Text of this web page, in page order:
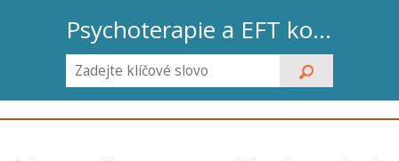
Psychoterapie a EFT koučink